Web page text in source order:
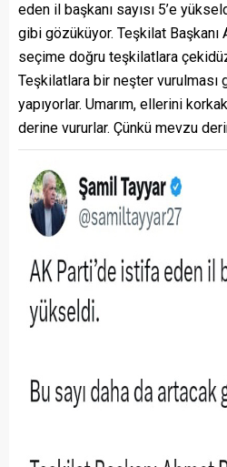
eden il başkanı sayısı 5’e
gibi gözüküyor. Teşkilat Başkanı
seçime doğru teşkilatlara
Teşkilatlara bir neşter vurulması
yapıyorlar. Umarım, ellerini
derine vururlar. Çünkü mevzu